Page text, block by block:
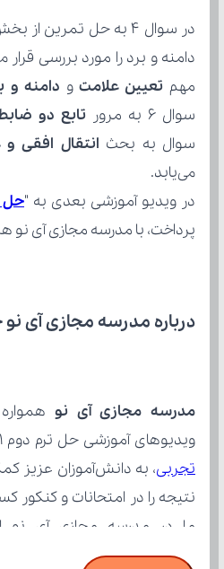
در سوال 4 به حل تمرین از بخش
مهم تعیین علامت و دامنه و
سوال 6 به مرور
تابع دو
سوال به بحث انتقال افقی و
می‌یابد.
در ویدیو آموزشی بعدی به "حل
پرداخت، با مدرسه مجازی آی نو
درباره مدرسه مجازی آی
مدرسه مجازی آی نو
ویدیوهای آموزشی حل ترم دوم ۱ از ۲ از کتاب
تجربی